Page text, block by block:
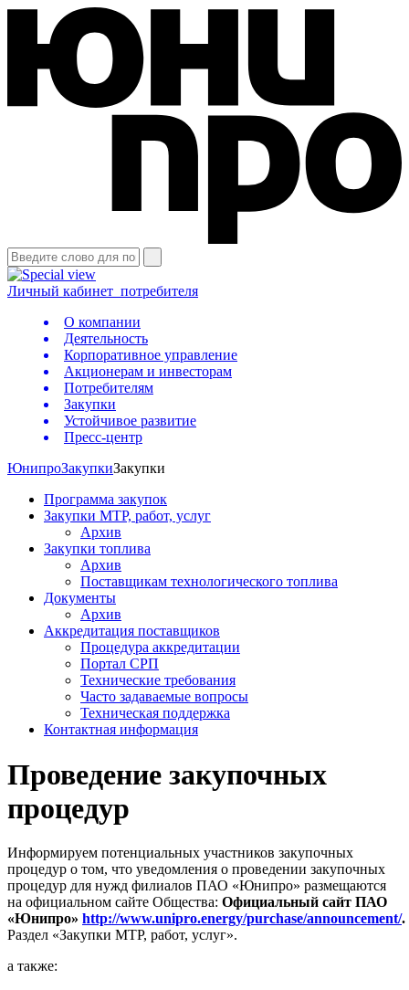
Личный кабинет потребителя
О компании
Деятельность
Корпоративное управление
Акционерам и инвесторам
Потребителям
Закупки
Устойчивое развитие
Пресс-центр
ЮнипроЗакупкиЗакупки
Программа закупок
Закупки МТР, работ, услуг
Архив
Закупки топлива
Архив
Поставщикам технологического топлива
Документы
Архив
Аккредитация поставщиков
Процедура аккредитации
Портал СРП
Технические требования
Часто задаваемые вопросы
Техническая поддержка
Контактная информация
Проведение закупочных
процедур
Информируем потенциальных участников закупочных
процедур о том, что уведомления о проведении закупочных
процедур для нужд филиалов ПАО «Юнипро» размещаются
на официальном сайте Общества: Официальный сайт ПАО
«Юнипро» http://www.unipro.energy/purchase/announcement/.
Раздел «Закупки МТР, работ, услуг».
а также: